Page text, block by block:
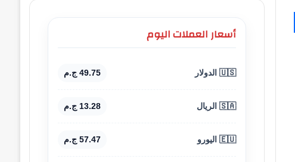
أسعار العملات اليوم
🇺🇸 الدولار 49.75 ج.م
🇸🇦 الريال 13.28 ج.م
🇪🇺 اليورو 57.47 ج.م